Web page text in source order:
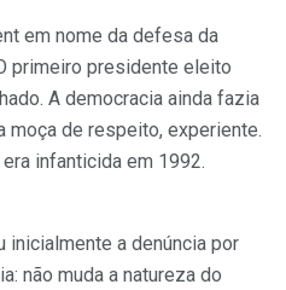
em nome da defesa da
primeiro presidente eleito
A democracia ainda fazia
moça de respeito, experiente.
infanticida em 1992.
inicialmente a denúncia por
não muda a natureza do